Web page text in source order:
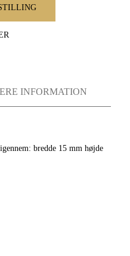
INFORMATION
bredde 15 mm højde